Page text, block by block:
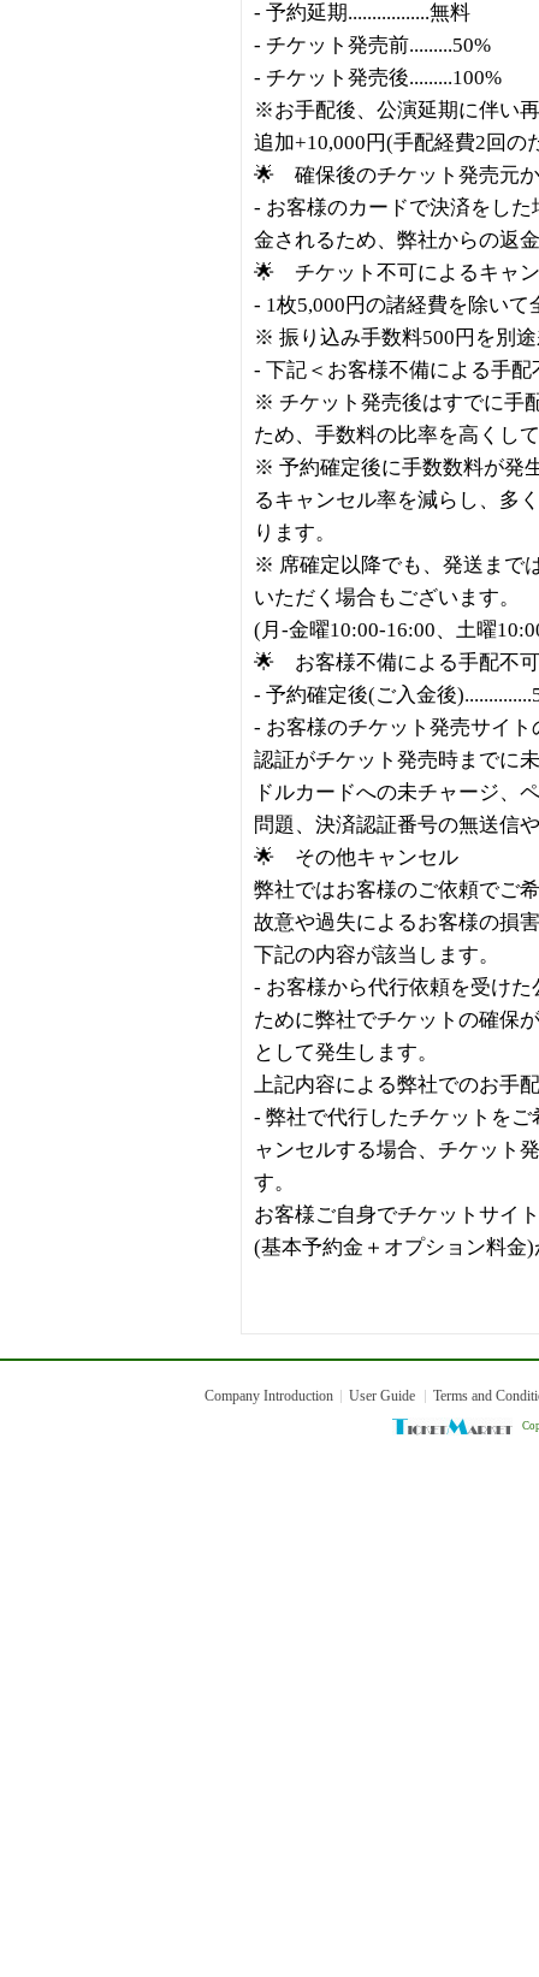
- 予約延期.................無料
- チケット発売前.........50%
- チケット発売後.........100%
※お手配後、公演延期に伴い
追加+10,000円(手配経費2回の
🌟 確保後のチケット発売元
- お客様のカードで決済をし
金されるため、弊社からの返
🌟 チケット不可によるキャ
- 1枚5,000円の諸経費を除いて
※ 振り込み手数料500円を別
- 下記＜お客様不備による手
※ チケット発売後はすでに手
ため、手数料の比率を高くし
※ 予約確定後に手数数料が発
るキャンセル率を減らし、多
ります。
※ 席確定以降でも、発送まで
いただく場合もございます。
(月-金曜10:00-16:00、土曜
🌟 お客様不備による手配不可
- 予約確定後(ご入金後
- お客様のチケット発売サイ
認証がチケット発売時までに
ドルカードへの未チャージ、
問題、決済認証番号の無送信
🌟 その他キャンセル
弊社ではお客様のご依頼でご
故意や過失によるお客様の損
下記の内容が該当します。
- お客様から代行依頼を受け
ために弊社でチケットの確保
として発生します。
上記内容による弊社でのお手
- 弊社で代行したチケットを
ャンセルする場合、チケット
す。
お客様ご自身でチケットサイ
(基本予約金＋オプション料金
Company Introduction User Guide Terms and